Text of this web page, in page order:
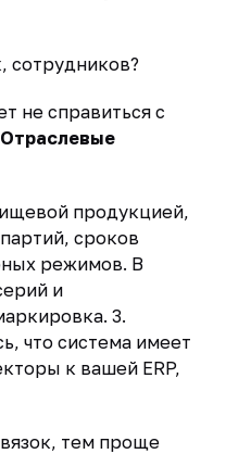
сотрудников?
не справиться с
Отраслевые
продукцией,
сроков
режимов. В
и
3.
что система имеет
к вашей ERP,
тем проще